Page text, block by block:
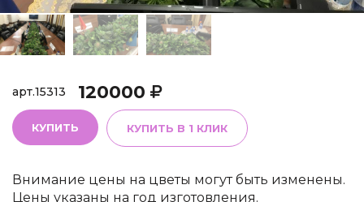
арт.15313 120000
КУПИТЬ КУПИТЬ В 1 КЛИК
Внимание цены на цветы могут быть изменены.
Цены указаны на год изготовления.